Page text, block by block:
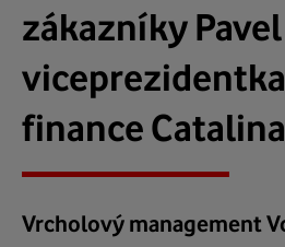
zákazníky
finance
Vrcholový management